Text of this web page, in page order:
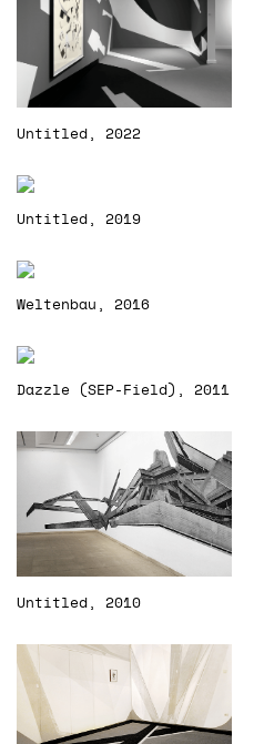
Untitled, 2022
Untitled, 2019
Weltenbau, 2016
Dazzle (SEP-Field), 2011
Untitled, 2010